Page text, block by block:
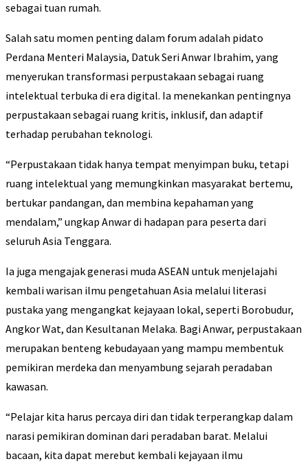
sebagai tuan rumah.
Salah satu momen penting dalam forum adalah pidato
Perdana Menteri Malaysia, Datuk Seri Anwar Ibrahim, yang
menyerukan transformasi perpustakaan sebagai ruang
intelektual terbuka di era digital. Ia menekankan pentingnya
perpustakaan sebagai ruang kritis, inklusif, dan adaptif
terhadap perubahan teknologi.
“Perpustakaan tidak hanya tempat menyimpan buku, tetapi
ruang intelektual yang memungkinkan masyarakat bertemu,
bertukar pandangan, dan membina kepahaman yang
mendalam,” ungkap Anwar di hadapan para peserta dari
seluruh Asia Tenggara.
Ia juga mengajak generasi muda ASEAN untuk menjelajahi
kembali warisan ilmu pengetahuan Asia melalui literasi
pustaka yang mengangkat kejayaan lokal, seperti Borobudur,
Angkor Wat, dan Kesultanan Melaka. Bagi Anwar, perpustakaan
merupakan benteng kebudayaan yang mampu membentuk
pemikiran merdeka dan menyambung sejarah peradaban
kawasan.
“Pelajar kita harus percaya diri dan tidak terperangkap dalam
narasi pemikiran dominan dari peradaban barat. Melalui
bacaan, kita dapat merebut kembali kejayaan ilmu